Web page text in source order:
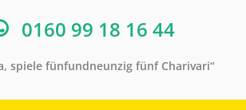
0160 99 18 16 44
spiele fünfundneunzig fünf Charivari“